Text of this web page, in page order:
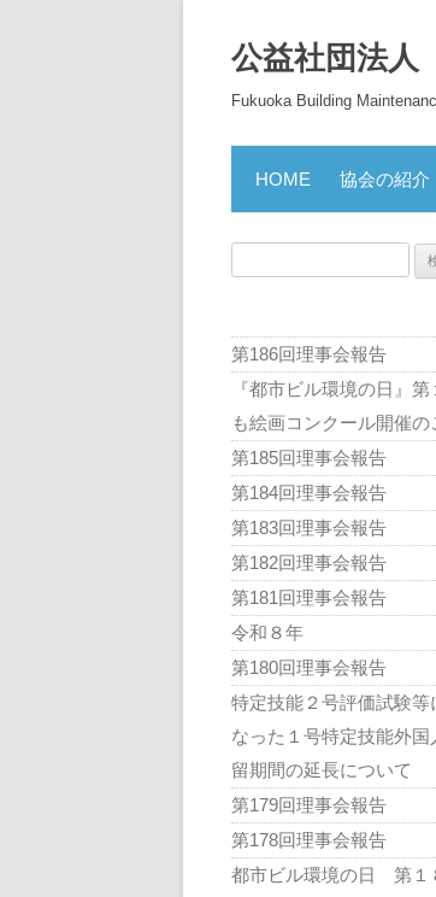
公益社団法
Fukuoka Building
HOME 協会の紹介
第186回理事会報告
『都市ビル環境の日』
も絵画コンクール開催の
第185回理事会報告
第184回理事会報告
第183回理事会報告
第182回理事会報告
第181回理事会報告
令和８年
第180回理事会報告
特定技能２号評価試験等
なった１号特定技能外国
留期間の延長について
第179回理事会報告
第178回理事会報告
都市ビル環境の日 第１